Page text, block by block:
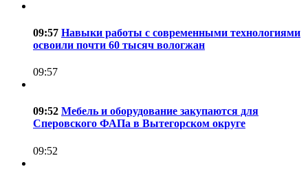
09:57 Навыки работы с современными технологиями
освоили почти 60 тысяч вологжан
09:57
09:52 Мебель и оборудование закупаются для
Сперовского ФАПа в Вытегорском округе
09:52